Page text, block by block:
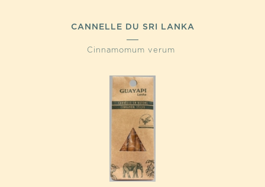
CANNELLE DU SRI LANKA
Cinnamomum verum